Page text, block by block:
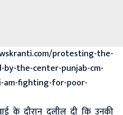
protesting-the-
by-the-center-punjab-cm-
am-fighting-for-poor-
के दौरान दलील दी कि उनकी